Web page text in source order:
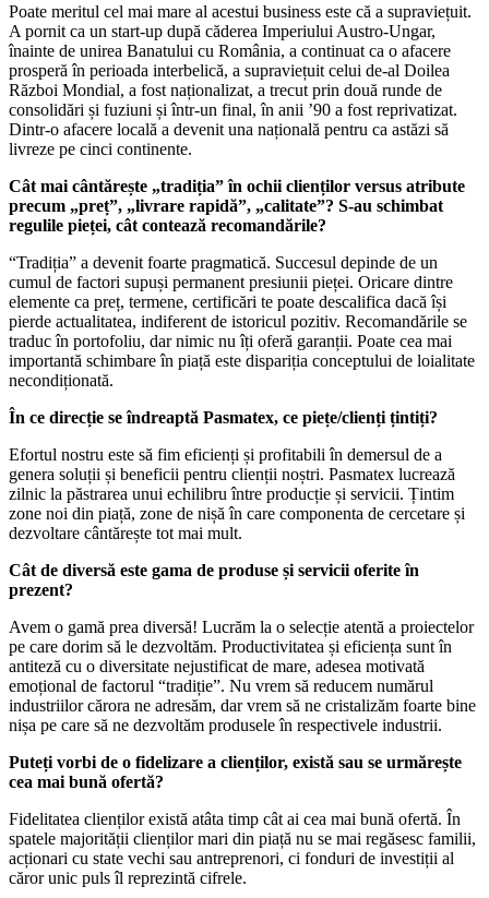
Poate meritul cel mai mare al acestui business este că a supraviețuit.
A pornit ca un start-up după căderea Imperiului Austro-Ungar,
înainte de unirea Banatului cu România, a continuat ca o afacere
prosperă în perioada interbelică, a supraviețuit celui de-al Doilea
Război Mondial, a fost naționalizat, a trecut prin două runde de
consolidări și fuziuni și într-un final, în anii ’90 a fost reprivatizat.
Dintr-o afacere locală a devenit una națională pentru ca astăzi să
livreze pe cinci continente.
Cât mai cântărește „tradiția” în ochii clienților versus atribute
precum „preț”, „livrare rapidă”, „calitate”? S-au schimbat
regulile pieței, cât contează recomandările?
“Tradiția” a devenit foarte pragmatică. Succesul depinde de un
cumul de factori supuși permanent presiunii pieței. Oricare dintre
elemente ca preț, termene, certificări te poate descalifica dacă își
pierde actualitatea, indiferent de istoricul pozitiv. Recomandările se
traduc în portofoliu, dar nimic nu îți oferă garanții. Poate cea mai
importantă schimbare în piață este dispariția conceptului de loialitate
necondiționată.
În ce direcție se îndreaptă Pasmatex, ce piețe/clienți țintiți?
Efortul nostru este să fim eficienți și profitabili în demersul de a
genera soluții și beneficii pentru clienții noștri. Pasmatex lucrează
zilnic la păstrarea unui echilibru între producție și servicii. Țintim
zone noi din piață, zone de nișă în care componenta de cercetare și
dezvoltare cântărește tot mai mult.
Cât de diversă este gama de produse și servicii oferite în
prezent?
Avem o gamă prea diversă! Lucrăm la o selecție atentă a proiectelor
pe care dorim să le dezvoltăm. Productivitatea și eficiența sunt în
antiteză cu o diversitate nejustificat de mare, adesea motivată
emoțional de factorul “tradiție”. Nu vrem să reducem numărul
industriilor cărora ne adresăm, dar vrem să ne cristalizăm foarte bine
nișa pe care să ne dezvoltăm produsele în respectivele industrii.
Puteți vorbi de o fidelizare a clienților, există sau se urmărește
cea mai bună ofertă?
Fidelitatea clienților există atâta timp cât ai cea mai bună ofertă. În
spatele majorității clienților mari din piață nu se mai regăsesc familii,
acționari cu state vechi sau antreprenori, ci fonduri de investiții al
căror unic puls îl reprezintă cifrele.